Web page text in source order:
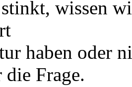
wissen
haben oder
die Frage.